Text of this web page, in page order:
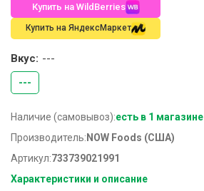
Купить на WildBerries
Купить на ЯндексМаркет
Вкус: ---
---
Наличие (самовывоз):есть в 1 магазине
Производитель: NOW Foods (США)
Артикул:733739021991
Характеристики и описание